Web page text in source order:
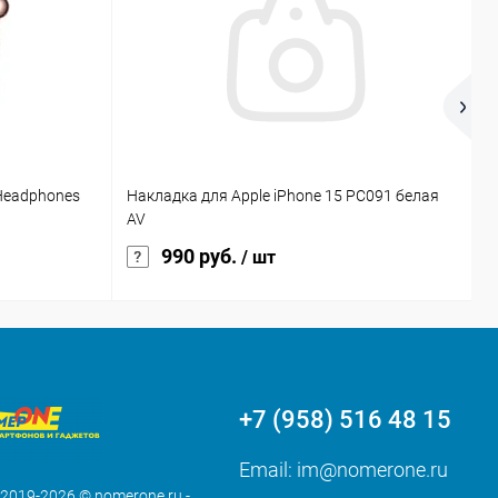
Накладка для Apple iPhone 15 PC091 белая
AV
990 руб. / шт
+7 (958) 516 48 15
Email: im@nomerone.ru